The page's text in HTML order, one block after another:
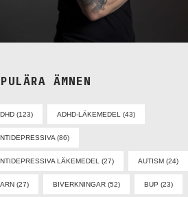
ÄMNEN
(123) ADHD-LÄKEMEDEL (43)
(86)
LÄKEMEDEL (27) AUTISM (24)
(27) BIVERKNINGAR (52) BUP (23)